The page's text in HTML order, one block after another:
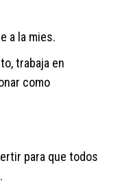
a la mies.
trabaja en
como
para que todos